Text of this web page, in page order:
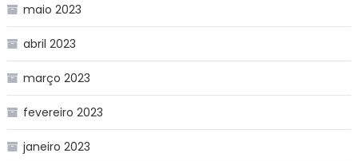
maio 2023
abril 2023
março 2023
fevereiro 2023
janeiro 2023